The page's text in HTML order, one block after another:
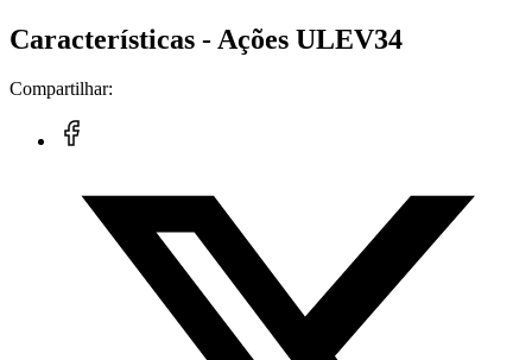
Características - Ações ULEV34
Compartilhar: